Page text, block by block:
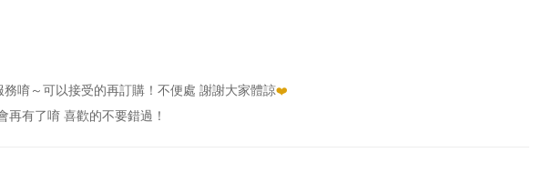
唷～可以接受的再訂購！不便處 謝謝大家體諒❤️
有了唷 喜歡的不要錯過！